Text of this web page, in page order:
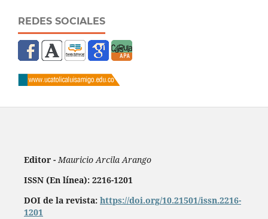
REDES SOCIALES
Editor -Mauricio Arcila Arango
ISSN (En línea): 2216-1201
DOI de la revista: https://doi.org/10.21501/issn.2216-
1201